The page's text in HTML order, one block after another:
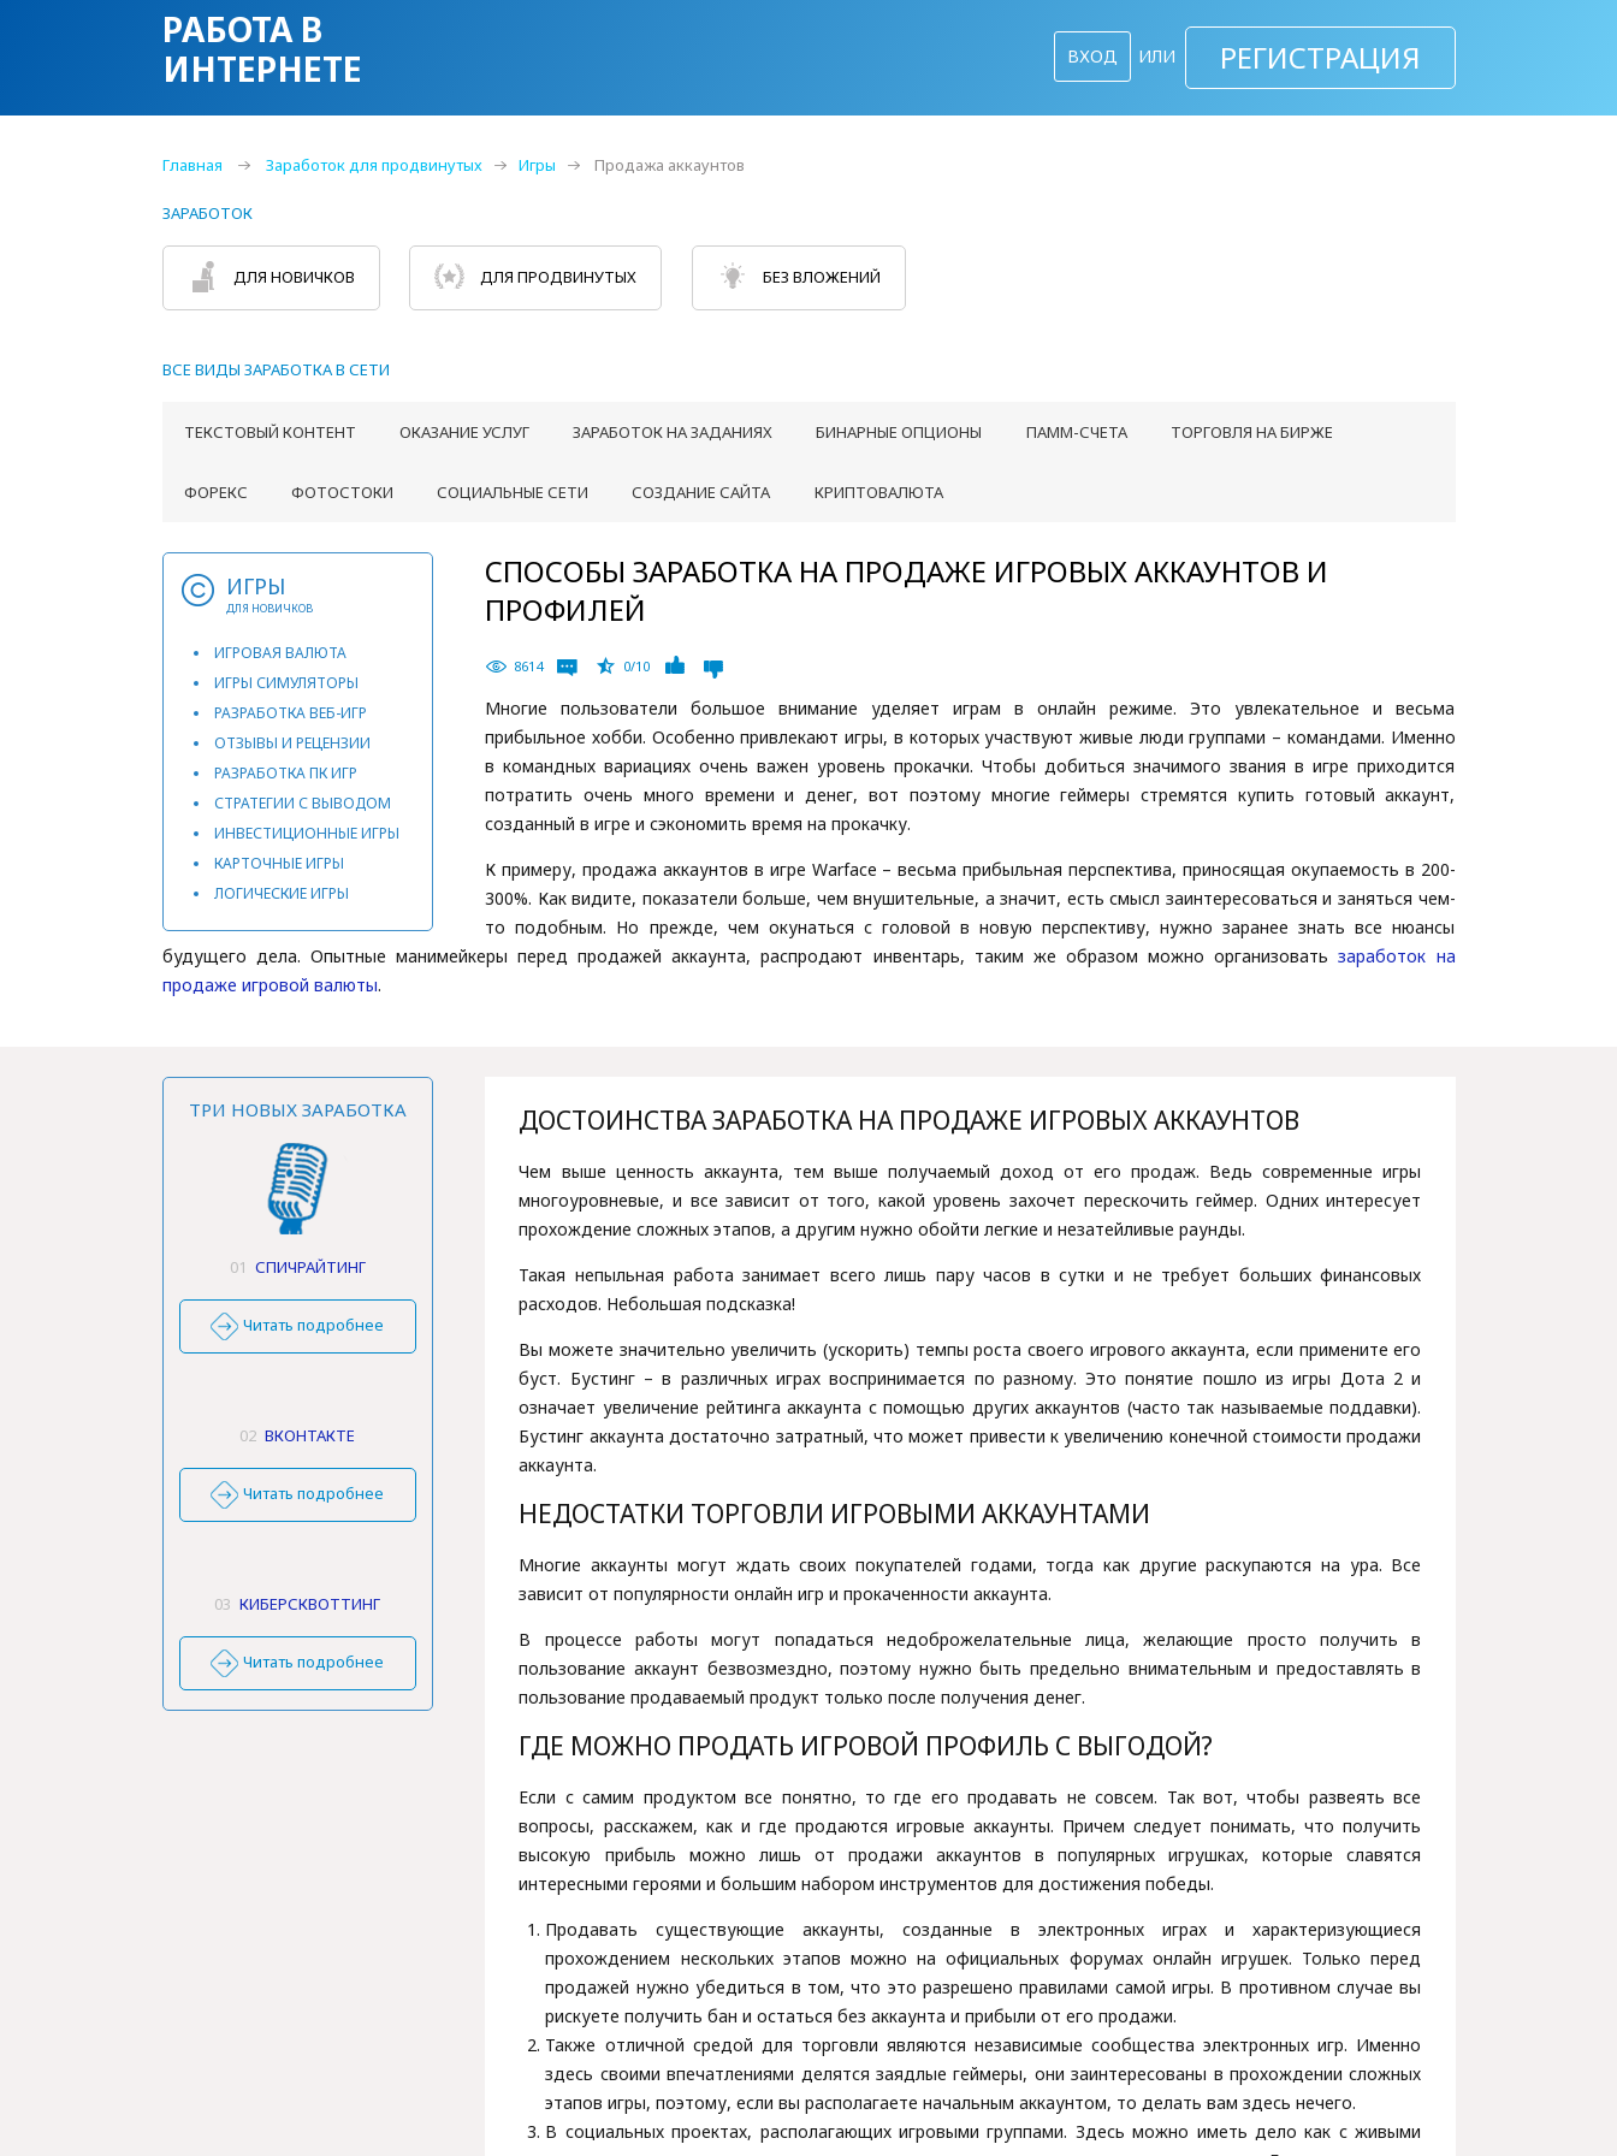
РАБОТА В
ИНТЕРНЕТЕ
ВХОД ИЛИ РЕГИСТРАЦИЯ
Главная Заработок для продвинутых Игры Продажа аккаунтов
ЗАРАБОТОК
ДЛЯ НОВИЧКОВ ДЛЯ ПРОДВИНУТЫХ БЕЗ ВЛОЖЕНИЙ
ВСЕ ВИДЫ ЗАРАБОТКА В СЕТИ
ТЕКСТОВЫЙ КОНТЕНТ ОКАЗАНИЕ УСЛУГ ЗАРАБОТОК НА ЗАДАНИЯХ БИНАРНЫЕ ОПЦИОНЫ ПАММ-СЧЕТА ТОРГОВЛЯ НА БИРЖЕ
ФОРЕКС ФОТОСТОКИ СОЦИАЛЬНЫЕ СЕТИ СОЗДАНИЕ САЙТА КРИПТОВАЛЮТА
ИГРЫ
ДЛЯ НОВИЧКОВ
ИГРОВАЯ ВАЛЮТА
ИГРЫ СИМУЛЯТОРЫ
РАЗРАБОТКА ВЕБ-ИГР
ОТЗЫВЫ И РЕЦЕНЗИИ
РАЗРАБОТКА ПК ИГР
СТРАТЕГИИ С ВЫВОДОМ
ИНВЕСТИЦИОННЫЕ ИГРЫ
КАРТОЧНЫЕ ИГРЫ
ЛОГИЧЕСКИЕ ИГРЫ
СПОСОБЫ ЗАРАБОТКА НА ПРОДАЖЕ ИГРОВЫХ АККАУНТОВ И
ПРОФИЛЕЙ
8614 0/10
Многие пользователи большое внимание уделяет играм в онлайн режиме. Это увлекательное и весьма
прибыльное хобби. Особенно привлекают игры, в которых участвуют живые люди группами – командами. Именно
в командных вариациях очень важен уровень прокачки. Чтобы добиться значимого звания в игре приходится
потратить очень много времени и денег, вот поэтому многие геймеры стремятся купить готовый аккаунт,
созданный в игре и сэкономить время на прокачку.
К примеру, продажа аккаунтов в игре Warface – весьма прибыльная перспектива, приносящая окупаемость в 200-
300%. Как видите, показатели больше, чем внушительные, а значит, есть смысл заинтересоваться и заняться чем-
то подобным. Но прежде, чем окунаться с головой в новую перспективу, нужно заранее знать все нюансы
будущего дела. Опытные манимейкеры перед продажей аккаунта, распродают инвентарь, таким же образом можно организоватьзаработок на
продаже игровой валюты.
ТРИ НОВЫХ ЗАРАБОТКА
01 СПИЧРАЙТИНГ
Читать подробнее
02 ВКОНТАКТЕ
Читать подробнее
03 КИБЕРСКВОТТИНГ
Читать подробнее
ДОСТОИНСТВА ЗАРАБОТКА НА ПРОДАЖЕ ИГРОВЫХ АККАУНТОВ
Чем выше ценность аккаунта, тем выше получаемый доход от его продаж. Ведь современные игры
многоуровневые, и все зависит от того, какой уровень захочет перескочить геймер. Одних интересует
прохождение сложных этапов, а другим нужно обойти легкие и незатейливые раунды.
Такая непыльная работа занимает всего лишь пару часов в сутки и не требует больших финансовых
расходов. Небольшая подсказка!
Вы можете значительно увеличить (ускорить) темпы роста своего игрового аккаунта, если примените его
буст. Бустинг – в различных играх воспринимается по разному. Это понятие пошло из игры Дота 2 и
означает увеличение рейтинга аккаунта с помощью других аккаунтов (часто так называемые поддавки).
Бустинг аккаунта достаточно затратный, что может привести к увеличению конечной стоимости продажи
аккаунта.
НЕДОСТАТКИ ТОРГОВЛИ ИГРОВЫМИ АККАУНТАМИ
Многие аккаунты могут ждать своих покупателей годами, тогда как другие раскупаются на ура. Все
зависит от популярности онлайн игр и прокаченности аккаунта.
В процессе работы могут попадаться недоброжелательные лица, желающие просто получить в
пользование аккаунт безвозмездно, поэтому нужно быть предельно внимательным и предоставлять в
пользование продаваемый продукт только после получения денег.
ГДЕ МОЖНО ПРОДАТЬ ИГРОВОЙ ПРОФИЛЬ С ВЫГОДОЙ?
Если с самим продуктом все понятно, то где его продавать не совсем. Так вот, чтобы развеять все
вопросы, расскажем, как и где продаются игровые аккаунты. Причем следует понимать, что получить
высокую прибыль можно лишь от продажи аккаунтов в популярных игрушках, которые славятся
интересными героями и большим набором инструментов для достижения победы.
Продавать существующие аккаунты, созданные в электронных играх и характеризующиеся
прохождением нескольких этапов можно на официальных форумах онлайн игрушек. Только перед
продажей нужно убедиться в том, что это разрешено правилами самой игры. В противном случае вы
рискуете получить бан и остаться без аккаунта и прибыли от его продажи.
Также отличной средой для торговли являются независимые сообщества электронных игр. Именно
здесь своими впечатлениями делятся заядлые геймеры, они заинтересованы в прохождении сложных
этапов игры, поэтому, если вы располагаете начальным аккаунтом, то делать вам здесь нечего.
В социальных проектах, располагающих игровыми группами. Здесь можно иметь дело как с живыми